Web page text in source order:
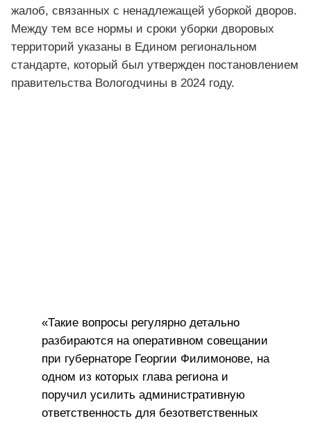
жалоб, связанных с ненадлежащей уборкой дворов.
Между тем все нормы и сроки уборки дворовых
территорий указаны в Едином региональном
стандарте, который был утвержден постановлением
правительства Вологодчины в 2024 году.
«Такие вопросы регулярно детально
разбираются на оперативном совещании
при губернаторе Георгии Филимонове, на
одном из которых глава региона и
поручил усилить административную
ответственность для безответственных